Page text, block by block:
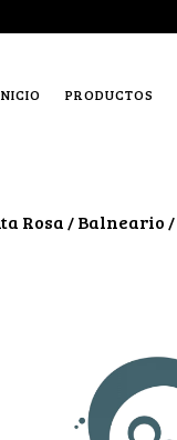
PRODUCTOS
Rosa / Balneario /